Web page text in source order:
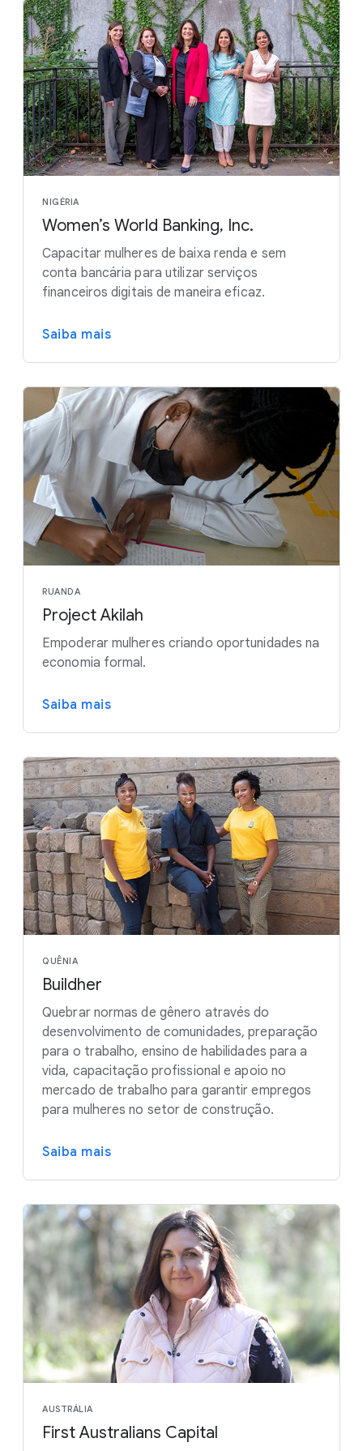
NIGÉRIA
Women’s World Banking, Inc.
Capacitar mulheres de baixa renda e sem
conta bancária para utilizar serviços
financeiros digitais de maneira eficaz.
Saiba mais
RUANDA
Project Akilah
Empoderar mulheres criando oportunidades na
economia formal.
Saiba mais
QUÊNIA
Buildher
Quebrar normas de gênero através do
desenvolvimento de comunidades, preparação
para o trabalho, ensino de habilidades para a
vida, capacitação profissional e apoio no
mercado de trabalho para garantir empregos
para mulheres no setor de construção.
Saiba mais
AUSTRÁLIA
First Australians Capital